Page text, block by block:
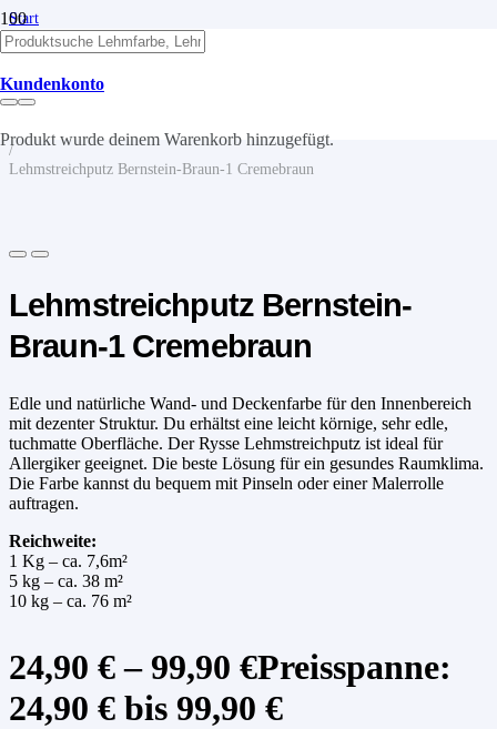
Kundenkonto
Produkt wurde deinem Warenkorb hinzugefügt.
Start
/
Lehm
/
Lehmfarben
Lehmstreichputz
/
Lehmstreichputz Bernstein-Braun-1 Cremebraun
Lehmstreichputz Bernstein-
Braun-1 Cremebraun
Edle und natürliche Wand- und Deckenfarbe für den Innenbereich
mit dezenter Struktur. Du erhältst eine leicht körnige, sehr edle,
tuchmatte Oberfläche. Der Rysse Lehmstreichputz ist ideal für
Allergiker geeignet. Die beste Lösung für ein gesundes Raumklima.
Die Farbe kannst du bequem mit Pinseln oder einer Malerrolle
auftragen.
Reichweite:
1 Kg – ca. 7,6m²
5 kg – ca. 38 m²
10 kg – ca. 76 m²
24,90 € –99,90 €Preisspanne:
24,90 € bis 99,90 €